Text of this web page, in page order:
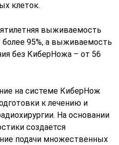
клеток.
выживаемость
более 95%, а выживаемость
без КиберНожа – от 56
на системе КиберНож
к лечению и
На основании
создается
подачи множественных